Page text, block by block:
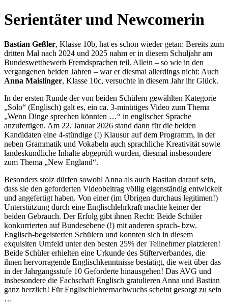
Serientäter und Newcomerin
Bastian Geßler, Klasse 10b, hat es schon wieder getan: Bereits zum
dritten Mal nach 2024 und 2025 nahm er in diesem Schuljahr am
Bundeswettbewerb Fremdsprachen teil. Allein – so wie in den
vergangenen beiden Jahren – war er diesmal allerdings nicht: Auch
Anna Maislinger, Klasse 10c, versuchte in diesem Jahr ihr Glück.
In der ersten Runde der von beiden Schülern gewählten Kategorie
„Solo“ (Englisch) galt es, ein ca. 3-minütiges Video zum Thema
„Wenn Dinge sprechen könnten …“ in englischer Sprache
anzufertigen. Am 22. Januar 2026 stand dann für die beiden
Kandidaten eine 4-stündige (!) Klausur auf dem Programm, in der
neben Grammatik und Vokabeln auch sprachliche Kreativität sowie
landeskundliche Inhalte abgeprüft wurden, diesmal insbesondere
zum Thema „New England“.
Besonders stolz dürfen sowohl Anna als auch Bastian darauf sein,
dass sie den geforderten Videobeitrag völlig eigenständig entwickelt
und angefertigt haben. Von einer (im Übrigen durchaus legitimen!)
Unterstützung durch eine Englischlehrkraft machte keiner der
beiden Gebrauch. Der Erfolg gibt ihnen Recht: Beide Schüler
konkurrierten auf Bundesebene (!) mit anderen sprach- bzw.
Englisch-begeisterten Schülern und konnten sich in diesem
exquisiten Umfeld unter den besten 25% der Teilnehmer platzieren!
Beide Schüler erhielten eine Urkunde des Stifterverbandes, die
ihnen hervorragende Englischkenntnisse bestätigt, die weit über das
in der Jahrgangsstufe 10 Geforderte hinausgehen! Das AVG und
insbesondere die Fachschaft Englisch gratulieren Anna und Bastian
ganz herzlich! Für Englischlehrernachwuchs scheint gesorgt zu sein
…